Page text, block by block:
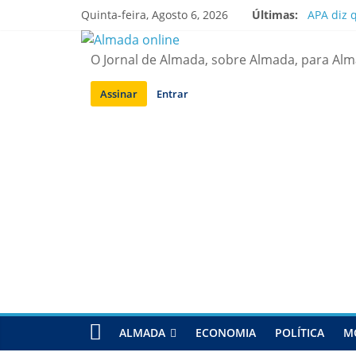
Quinta-feira, Agosto 6, 2026 Últimas:
APA diz
Ponte
O Jornal de Almada, sobre Almada, para
Assinar Entrar
ALMADA ECONOMIA POLÍTICA